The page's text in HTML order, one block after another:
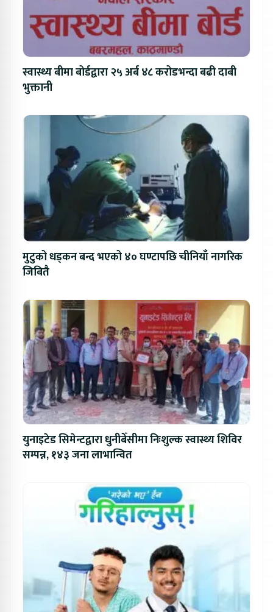
स्वास्थ्य बीमा बोर्डद्वारा २५ अर्ब ४८ करोडभन्दा बढी दाबी
भुक्तानी
मुटुको धड्कन बन्द भएको ४० घण्टापछि चीनियाँ नागरिक
जिबितै
युनाइटेड सिमेन्टद्वारा धुनीबेँसीमा निःशुल्क स्वास्थ्य शिविर
सम्पन्न, १४३ जना लाभान्वित